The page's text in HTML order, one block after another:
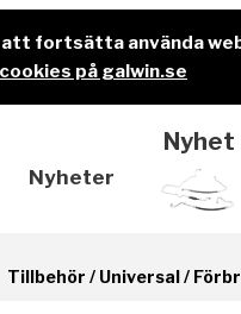
att fortsätta använda
på galwin.se
Nyheter
Nyhet
Tillbehör / Universal /